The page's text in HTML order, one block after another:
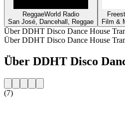
ReggaeWorld Radio
San José, Dancehall, Reggae
Film &
Über DDHT Disco Dance House
Über DDHT Disco Dance House
Über DDHT Disco
(7)